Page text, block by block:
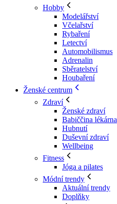
Hobby
Modelářství
Včelařství
Rybaření
Letectví
Automobilismus
Adrenalin
Sběratelství
Houbaření
Ženské centrum
Zdraví
Ženské zdraví
Babiččina lékárna
Hubnutí
Duševní zdraví
Wellbeing
Fitness
Jóga a pilates
Módní trendy
Aktuální trendy
Doplňky